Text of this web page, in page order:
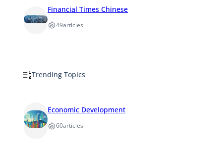
Financial Times Chinese
49articles
Trending Topics
Economic Development
60articles